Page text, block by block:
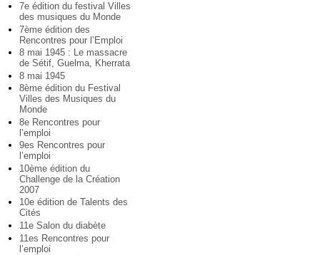
7e édition du festival Villes
des musiques du Monde
7ème édition des
Rencontres pour l’Emploi
8 mai 1945 : Le massacre
de Sétif, Guelma, Kherrata
8 mai 1945
8ème édition du Festival
Villes des Musiques du
Monde
8e Rencontres pour
l’emploi
9es Rencontres pour
l’emploi
10ème édition du
Challenge de la Création
2007
10e édition de Talents des
Cités
11e Salon du diabète
11es Rencontres pour
l’emploi